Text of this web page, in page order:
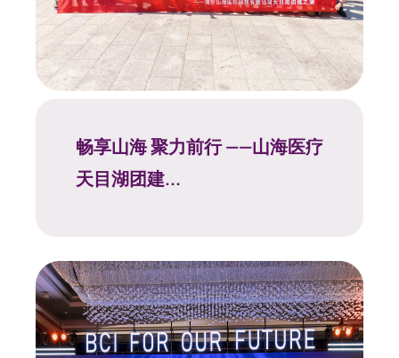
畅享山海 聚力前行 ——山海医疗
天目湖团建...